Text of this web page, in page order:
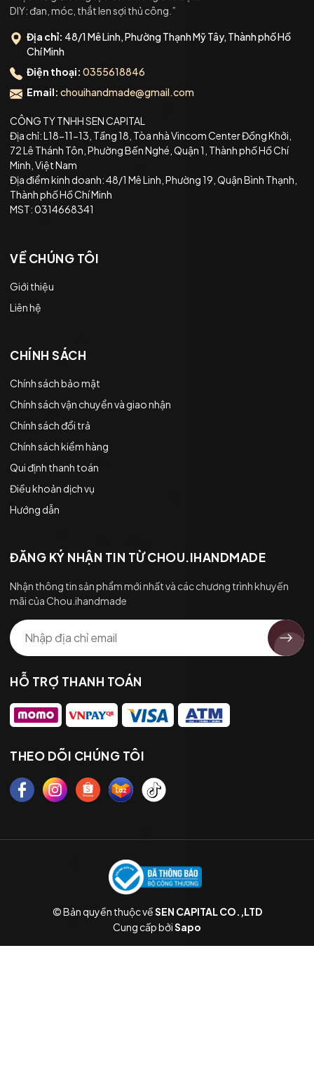
DIY: đan, móc, thắt len sợi thủ công.”
Địa chỉ: 48/1 Mê Linh, Phường Thạnh Mỹ Tây, Thành phố Hồ
Chí Minh
Điện thoại: 0355618846
Email: chouihandmade@gmail.com
CÔNG TY TNHH SEN CAPITAL
Địa chỉ: L18-11-13, Tầng 18, Tòa nhà Vincom Center Đồng Khởi,
72 Lê Thánh Tôn, Phường Bến Nghé, Quận 1, Thành phố Hồ Chí
Minh, Việt Nam
Địa điểm kinh doanh: 48/1 Mê Linh, Phường 19, Quận Bình Thạnh,
Thành phố Hồ Chí Minh
MST: 0314668341
VỀ CHÚNG TÔI
Giới thiệu
Liên hệ
CHÍNH SÁCH
Chính sách bảo mật
Chính sách vận chuyển và giao nhận
Chính sách đổi trả
Chính sách kiểm hàng
Qui định thanh toán
Điều khoản dịch vụ
Hướng dẫn
ĐĂNG KÝ NHẬN TIN TỪ CHOU.IHANDMADE
Nhận thông tin sản phẩm mới nhất và các chương trình khuyến
mãi của Chou.ihandmade
HỖ TRỢ THANH TOÁN
THEO DÕI CHÚNG TÔI
© Bản quyền thuộc vềSEN CAPITAL CO.,LTD
Cung cấp bởiSapo